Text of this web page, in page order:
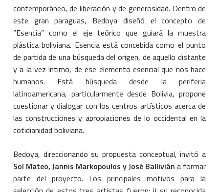
contemporáneo, de liberación y de generosidad. Dentro de
este gran paraguas, Bedoya diseñó el concepto de
“Esencia” como el eje teórico que guiará la muestra
plástica boliviana. Esencia está concebida como el punto
de partida de una búsqueda del origen, de aquello distante
y a la vez íntimo, de ese elemento esencial que nos hace
humanos. Está búsqueda desde la periferia
latinoamericana, particularmente desde Bolivia, propone
cuestionar y dialogar con los centros artísticos acerca de
las construcciones y apropiaciones de lo occidental en la
cotidianidad boliviana.
Bedoya, direccionando su propuesta conceptual, invitó a
Sol Mateo, Jannis Markopoulos y José Ballivián a formar
parte del proyecto. Los principales motivos para la